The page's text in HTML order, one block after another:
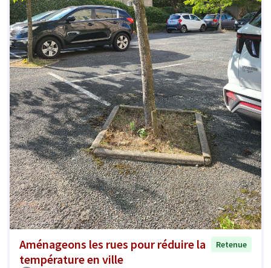
Aménageons les rues pour réduire la
température en ville
Retenue